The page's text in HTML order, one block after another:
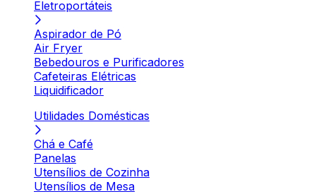
Eletroportáteis
Aspirador de Pó
Air Fryer
Bebedouros e Purificadores
Cafeteiras Elétricas
Liquidificador
Utilidades Domésticas
Chá e Café
Panelas
Utensílios de Cozinha
Utensílios de Mesa